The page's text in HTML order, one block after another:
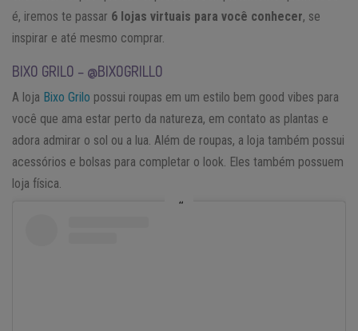
é, iremos te passar 6 lojas virtuais para você conhecer, se
inspirar e até mesmo comprar.
BIXO GRILO – @BIXOGRILLO
A loja Bixo Grilo possui roupas em um estilo bem good vibes para
você que ama estar perto da natureza, em contato as plantas e
adora admirar o sol ou a lua. Além de roupas, a loja também possui
acessórios e bolsas para completar o look. Eles também possuem
loja física.